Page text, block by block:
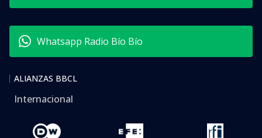
Whatsapp Radio Bío Bío
ALIANZAS BBCL
Internacional